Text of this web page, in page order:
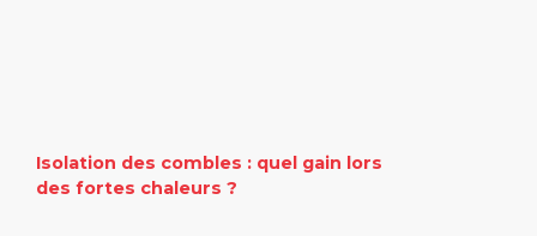
Isolation des combles : quel gain lors
des fortes chaleurs ?